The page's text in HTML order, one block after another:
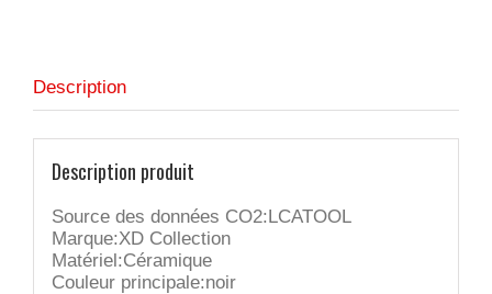
Description
Description produit
Source des données CO2:LCATOOL
Marque:XD Collection
Matériel:Céramique
Couleur principale:noir